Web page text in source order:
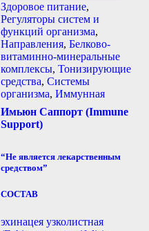
Здоровое питание,
Регуляторы систем и
функций организма,
Направления, Белково-
витаминно-минеральные
комплексы, Тонизирующие
средства, Системы
организма, Иммунная
Имьюн Саппорт (Immune
Support)
“Не является лекарственным
средством”
СОСТАВ
эхинацея узколистная